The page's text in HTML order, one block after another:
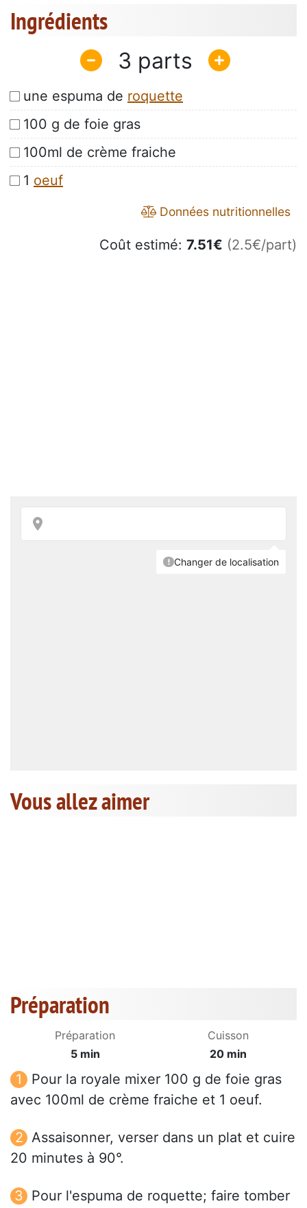
Ingrédients
3
une espuma de roquette
100 g de foie gras
100ml de crème fraiche
1 oeuf
Données nutritionnelles
Coût estimé: 7.51€ (2.5€/part)
Vous allez aimer
Préparation
Préparation
5 min
Cuisson
20 min
Pour la royale mixer 100 g de foie gras
avec 100ml de crème fraiche et 1 oeuf.
Assaisonner, verser dans un plat et cuire
20 minutes à 90°.
Pour l'espuma de roquette; faire tomber